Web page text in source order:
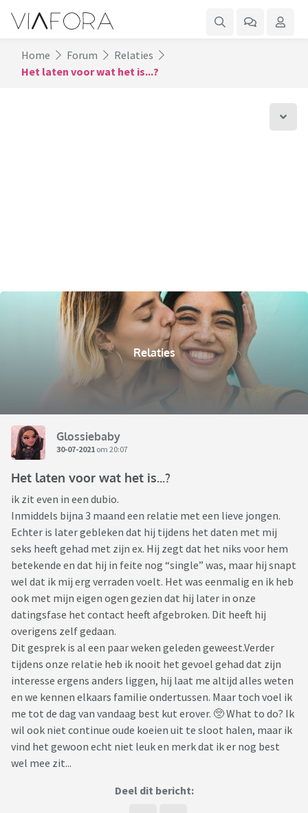
Home Forum
Relaties
Het laten voor wat het is...?
Relaties
Glossiebaby
30-07-2021 om 20:07
Het laten voor wat het is...?
ik zit even in een dubio.
Inmiddels bijna 3 maand een relatie met een lieve jongen.
Echter is later gebleken dat hij tijdens het daten met mij
seks heeft gehad met zijn ex. Hij zegt dat het niks voor hem
betekende en dat hij in feite nog “single” was, maar hij snapt
wel dat ik mij erg verraden voelt. Het was eenmalig en ik heb
ook met mijn eigen ogen gezien dat hij later in onze
datingsfase het contact heeft afgebroken. Dit heeft hij
overigens zelf gedaan.
Dit gesprek is al een paar weken geleden geweest.Verder
tijdens onze relatie heb ik nooit het gevoel gehad dat zijn
interesse ergens anders liggen, hij laat me altijd alles weten
en we kennen elkaars familie ondertussen. Maar toch voel ik
me tot de dag van vandaag best kut erover. 🥺 What to do? Ik
wil ook niet continue oude koeien uit te sloot halen, maar ik
vind het gewoon echt niet leuk en merk dat ik er nog best
wel mee zit...
Deel dit bericht: